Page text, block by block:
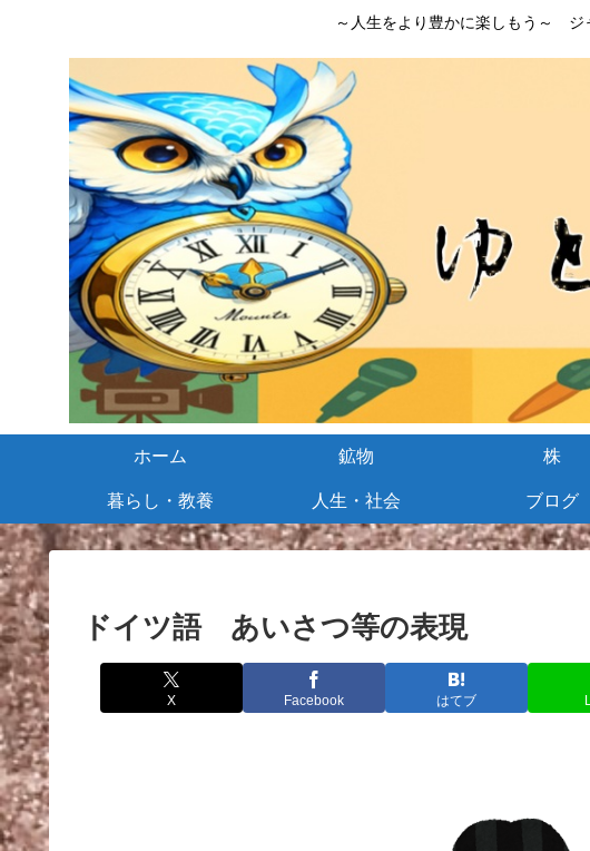
～人生をより豊かに楽しもう～ ジ
ホーム 鉱物 株
暮らし・教養 人生・社会 ブログ
ドイツ語 あいさつ等の表現
X Facebook はてブ